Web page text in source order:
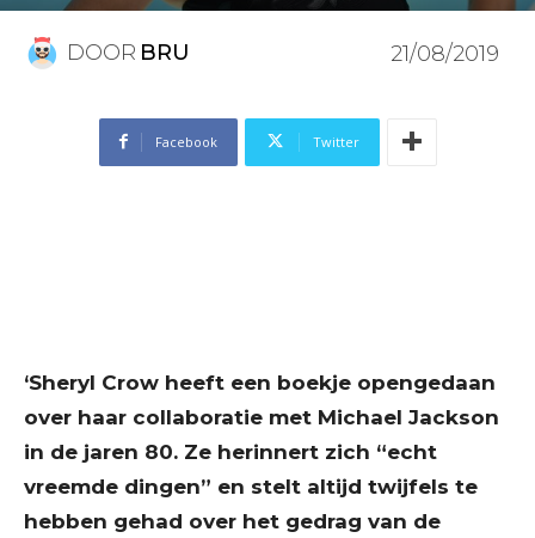
DOOR BRU 21/08/2019
Facebook Twitter
‘Sheryl Crow heeft een boekje opengedaan
over haar collaboratie met Michael Jackson
in de jaren 80. Ze herinnert zich “echt
vreemde dingen” en stelt altijd twijfels te
hebben gehad over het gedrag van de